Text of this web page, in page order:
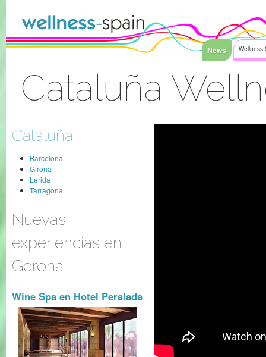
News Wellness
Cataluña
Cataluña
Barcelona
Girona
Lerida
Tarragona
Nuevas
experiencias en
Gerona
Wine Spa en Hotel Peralada